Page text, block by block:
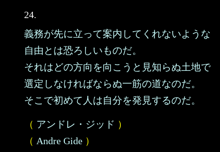
24.
義務が先に立って案内してくれないような
自由とは恐ろしいものだ。
それはどの方向を向こうと見知らぬ土地で
選定しなければならぬ一筋の道なのだ。
そこで初めて人は自分を発見するのだ。
（ アンドレ・ジッド ）
（ Andre Gide ）